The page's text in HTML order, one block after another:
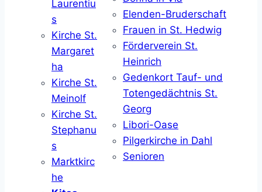
Laurentiu
s
Kirche St.
Margaret
ha
Kirche St.
Meinolf
Kirche St.
Stephanu
s
Marktkirc
he
Elenden-Bruderschaft
Frauen in St. Hedwig
Förderverein St.
Heinrich
Gedenkort Tauf- und
Totengedächtnis St.
Georg
Libori-Oase
Pilgerkirche in Dahl
Senioren